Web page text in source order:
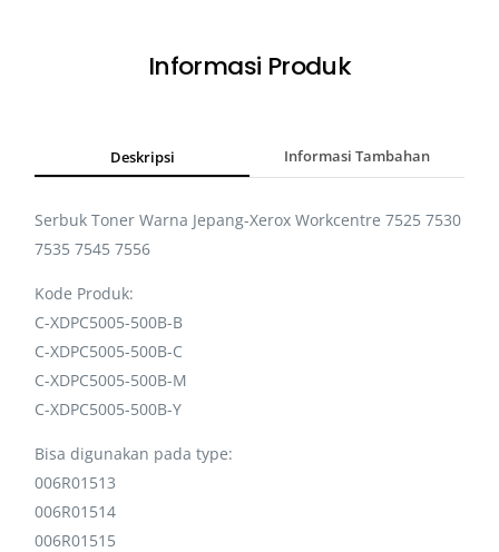
Informasi Produk
Deskripsi Informasi Tambahan
Serbuk Toner Warna Jepang-Xerox Workcentre 7525 7530
7535 7545 7556
Kode Produk:
C-XDPC5005-500B-B
C-XDPC5005-500B-C
C-XDPC5005-500B-M
C-XDPC5005-500B-Y
Bisa digunakan pada type:
006R01513
006R01514
006R01515